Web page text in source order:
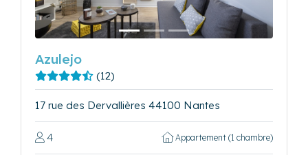
Azulejo
(12)
17 rue des Dervallières 44100 Nantes
4 Appartement (1 chambre)